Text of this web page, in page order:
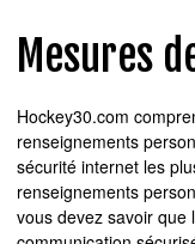
Mesures
Hockey30.com
renseignements
sécurité internet les
renseignements
vous devez savoir que